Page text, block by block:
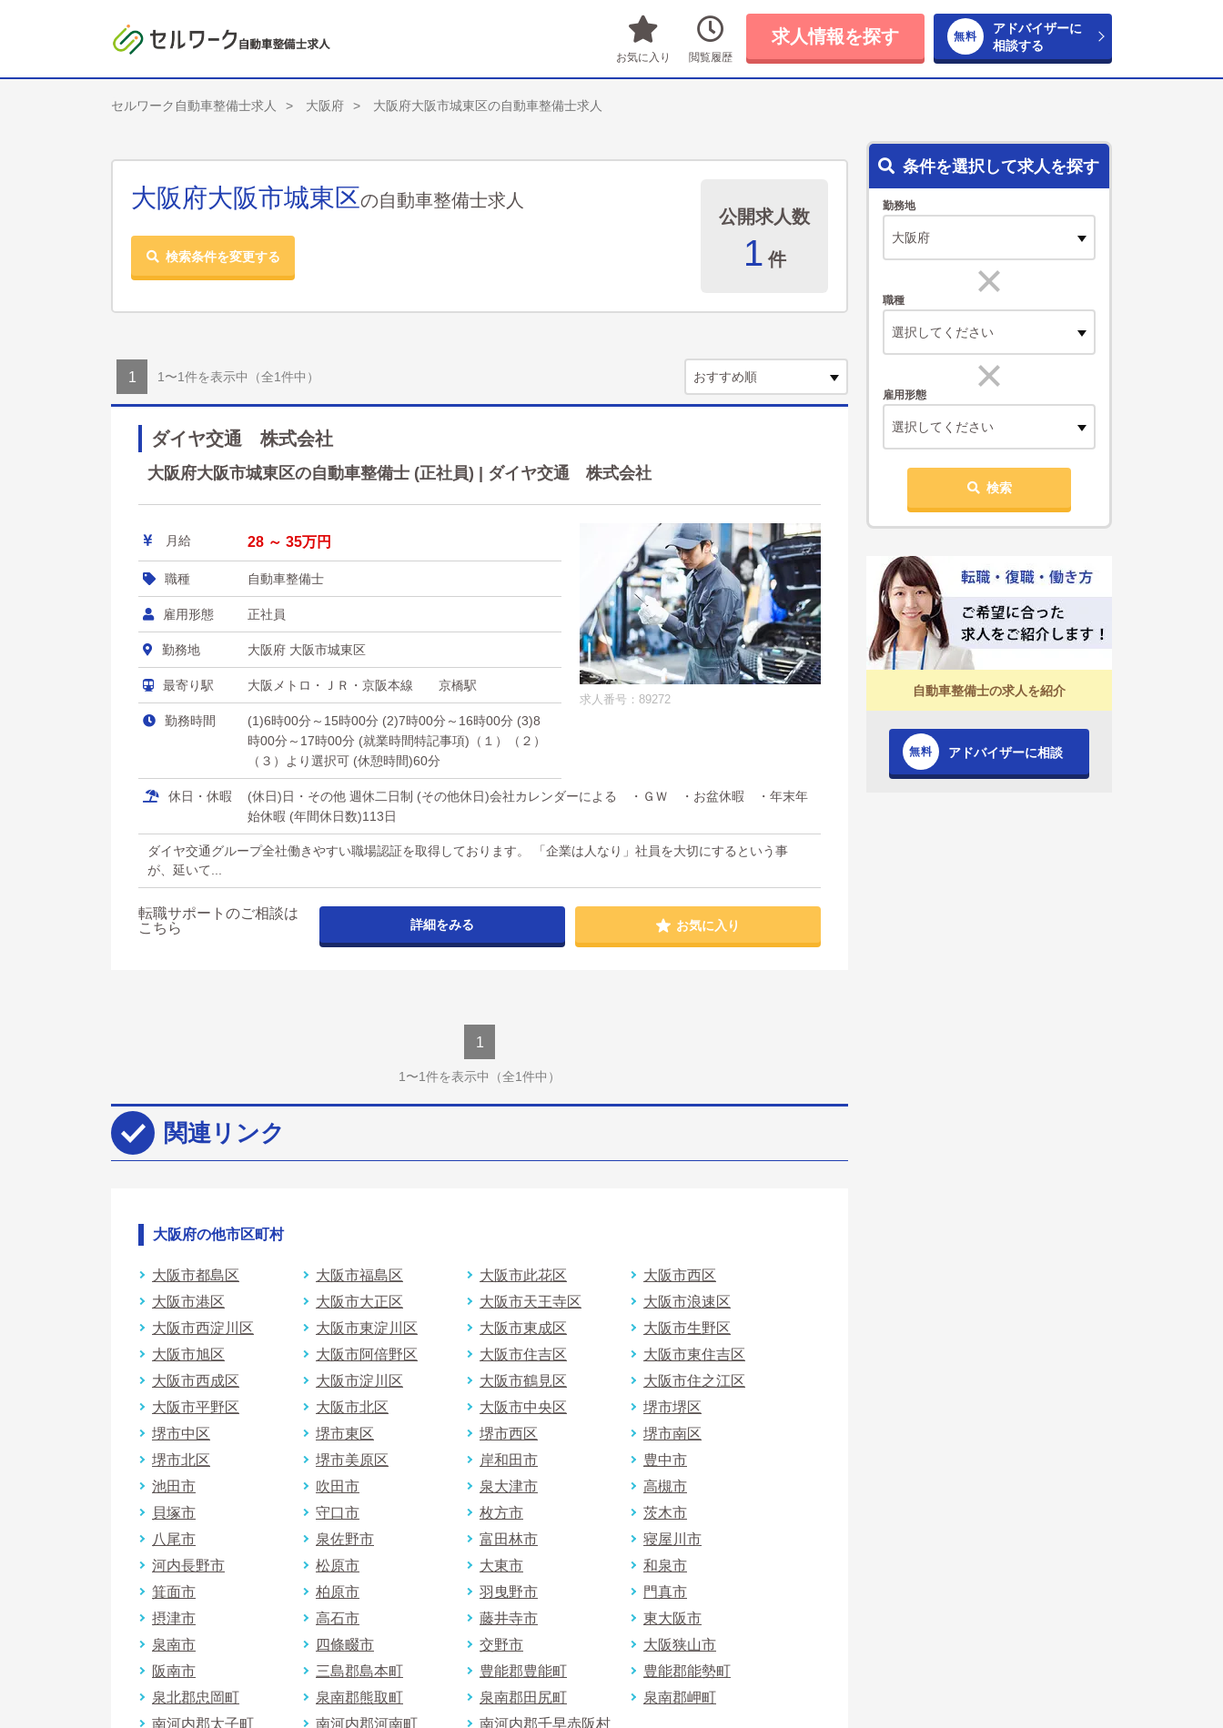
お気に入り 閲覧履歴
求人情報を探す
アドバイザーに
相談する
セルワーク自動車整備士求人 大阪府 大阪府大阪市城東区の自動車整備士求人
大阪府大阪市城東区の自動車整備士求人
検索条件を変更する
公開求人数
1 件
1 1〜1件を表示中 （全1件中）
ダイヤ交通 株式会社
大阪府大阪市城東区の自動車整備士 (正社員) | ダイヤ交通 株式会社
求人番号：89272
月給 28 ～ 35万円
職種 自動車整備士
雇用形態 正社員
勤務地 大阪府 大阪市城東区
最寄り駅 大阪メトロ・ＪＲ・京阪本線 京橋駅
勤務時間
(1)6時00分～15時00分 (2)7時00分～16時00分 (3)8
時00分～17時00分 (就業時間特記事項)（１）（２）
（３）より選択可 (休憩時間)60分
休日・休暇
(休日)日・その他 週休二日制 (その他休日)会社カレンダーによる ・ＧＷ ・お盆休暇 ・年末年
始休暇 (年間休日数)113日
ダイヤ交通グループ全社働きやすい職場認証を取得しております。 「企業は人なり」社員を大切にするという事
が、延いて...
転職サポートのご相談は
こちら
詳細をみる お気に入り
1
1〜1件を表示中 （全1件中）
関連リンク
大阪府の他市区町村
大阪市都島区 大阪市福島区 大阪市此花区
大阪市西区
大阪市港区
大阪市大正区 大阪市天王寺区
大阪市浪速区
大阪市西淀川区
大阪市東淀川区 大阪市東成区
大阪市生野区
大阪市旭区
大阪市阿倍野区 大阪市住吉区
大阪市東住吉区
大阪市西成区
大阪市淀川区 大阪市鶴見区
大阪市住之江区
大阪市平野区
大阪市北区 大阪市中央区
堺市堺区
堺市中区
堺市東区 堺市西区
堺市南区
堺市北区
堺市美原区 岸和田市
豊中市
池田市
吹田市 泉大津市
高槻市
貝塚市
守口市 枚方市
茨木市
八尾市
泉佐野市 富田林市
寝屋川市
河内長野市
松原市 大東市
和泉市
箕面市
柏原市 羽曳野市
門真市
摂津市
高石市 藤井寺市
東大阪市
泉南市
四條畷市 交野市
大阪狭山市
阪南市
三島郡島本町 豊能郡豊能町
豊能郡能勢町
泉北郡忠岡町
泉南郡熊取町 泉南郡田尻町
泉南郡岬町
南河内郡太子町
南河内郡河南町 南河内郡千早赤阪村
条件を選択して求人を探す
勤務地
職種
選択してください
雇用形態
選択してください
検索
自動車整備士の求人を紹介
アドバイザーに相談